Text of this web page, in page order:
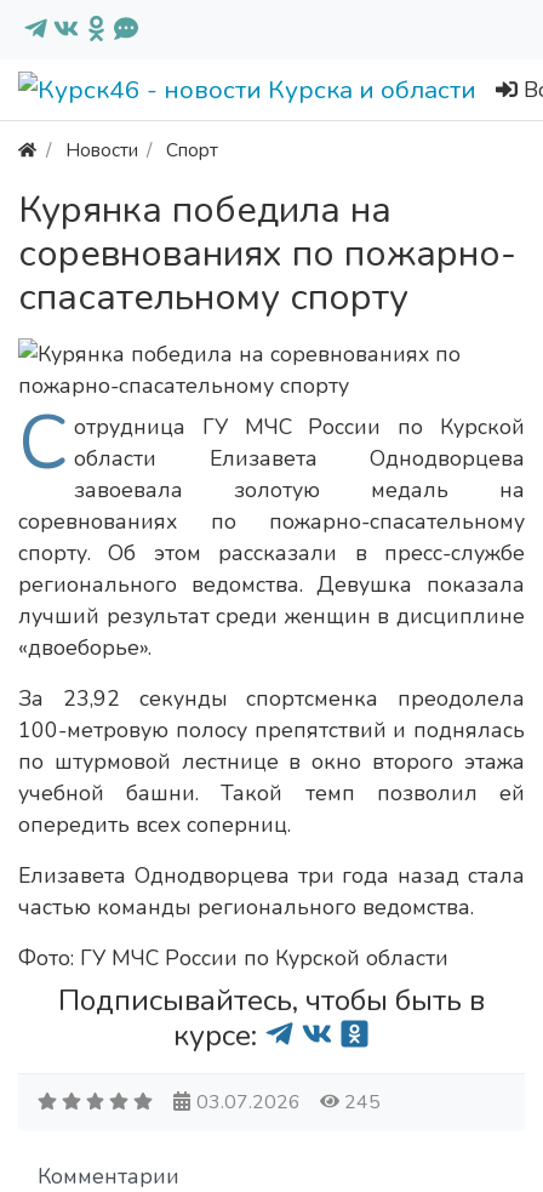
Новости Спорт
Курянка победила на
соревнованиях по пожарно-
спасательному спорту
С отрудница ГУ МЧС России по Курской
области Елизавета Однодворцева
завоевала золотую медаль на
соревнованиях по пожарно-спасательному
спорту. Об этом рассказали в пресс-службе
регионального ведомства. Девушка показала
лучший результат среди женщин в дисциплине
«двоеборье».
За 23,92 секунды спортсменка преодолела
100-метровую полосу препятствий и поднялась
по штурмовой лестнице в окно второго этажа
учебной башни. Такой темп позволил ей
опередить всех соперниц.
Елизавета Однодворцева три года назад стала
частью команды регионального ведомства.
Фото: ГУ МЧС России по Курской области
Подписывайтесь, чтобы быть в
курсе:
03.07.2026 245
Комментарии